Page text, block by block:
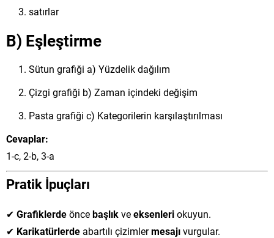
satırlar
B) Eşleştirme
Sütun grafiği a) Yüzdelik dağılım
Çizgi grafiği b) Zaman içindeki değişim
Pasta grafiği c) Kategorilerin karşılaştırılması
Cevaplar:
1-c, 2-b, 3-a
Pratik İpuçları
✔ Grafiklerdeöncebaşlıkveeksenleriokuyun.
✔ Karikatürlerde abartılı çizimlermesajıvurgular.